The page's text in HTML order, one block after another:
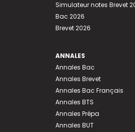
Simulateur notes Brevet
Bac 2026
Brevet 2026
ANNALES
Annales Bac
Annales Brevet
Annales Bac Français
Annales BTS
Annales Prépa
Annales BUT